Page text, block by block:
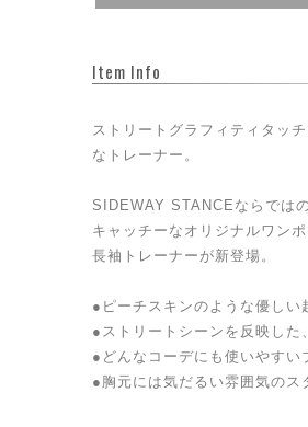
Item Info
ストリートグラフィティタッ
なトレーナー。
SIDEWAY STANCEならでは
キャッチーなオリジナルワン
長袖トレーナーが新登場。
●ピーチスキンのような優しい
●ストリートシーンを反映し
●どんなコーデにも使いやすい
●胸元には気だるい雰囲気のス